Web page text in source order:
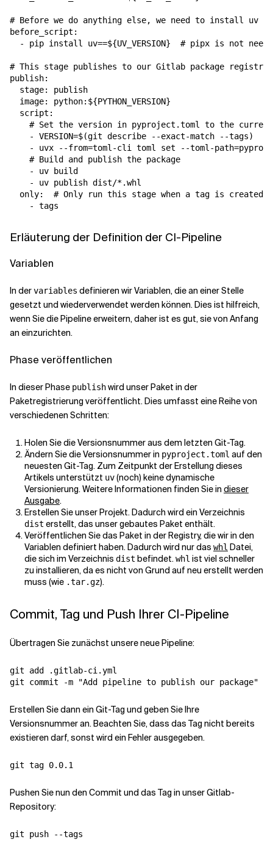
# Before we do anything else, we need to install uv
before_script:
- pip install uv==${UV_VERSION}  # pipx is not
# This stage publishes to our Gitlab package registry
publish:
  stage: publish
  image: python:${PYTHON_VERSION}
  script:
# Set the version in pyproject.toml to the
    - VERSION=$(git describe --exact-match --tags)
- uvx --from=toml-cli toml set --toml-
    # Build and publish the package
    - uv build
    - uv publish dist/*.whl
only:  # Only run this stage when a tag is created/
Erläuterung der Definition der CI-Pipeline
Variablen
In dervariables definieren wir Variablen, die an einer Stelle
gesetzt und wiederverwendet werden können. Dies ist hilfreich,
wenn Sie die Pipeline erweitern, daher ist es gut, sie von Anfang
an einzurichten.
Phase veröffentlichen
In dieser Phase publishwird unser Paket in der
Paketregistrierung veröffentlicht. Dies umfasst eine Reihe von
verschiedenen Schritten:
Holen Sie die Versionsnummer aus dem letzten Git-Tag.
Ändern Sie die Versionsnummer in pyproject.toml auf den
neuesten Git-Tag. Zum Zeitpunkt der Erstellung dieses
Artikels unterstützt uv(noch) keine dynamische
Versionierung. Weitere Informationen finden Sie in dieser
Ausgabe.
Erstellen Sie unser Projekt. Dadurch wird ein Verzeichnis
dist erstellt, das unser gebautes Paket enthält.
Veröffentlichen Sie das Paket in der Registry, die wir in den
Variablen definiert haben. Dadurch wird nur das whl Datei,
die sich im Verzeichnis dist befindet.whl ist viel schneller
zu installieren, da es nicht von Grund auf neu erstellt werden
muss (wie .tar.gz).
Commit, Tag und Push Ihrer CI-Pipeline
Übertragen Sie zunächst unsere neue Pipeline:
git add .gitlab-ci.yml
Erstellen Sie dann ein Git-Tag und geben Sie Ihre
Versionsnummer an. Beachten Sie, dass das Tag nicht bereits
existieren darf, sonst wird ein Fehler ausgegeben.
Pushen Sie nun den Commit und das Tag in unser Gitlab-
Repository: